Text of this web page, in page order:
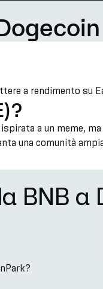
a rendimento su
a un meme,
una comunità
BNB a